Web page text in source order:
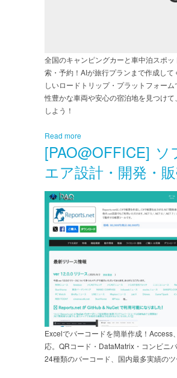
全国のキャンピングカーと車中泊スポッ
索・予約！AIが旅行プランまで作成して
しいロードトリップ・プラットフォー
性豊かな車両や安心の宿泊地を見つけて
しよう！
Read more
[PAO@OFFICE] ソ
エア設計・開発・
Excelでバーコードを簡単作成！Access
応。QRコード・DataMatrix・コンビニ
24種類のバーコード、国内最多実績のツ